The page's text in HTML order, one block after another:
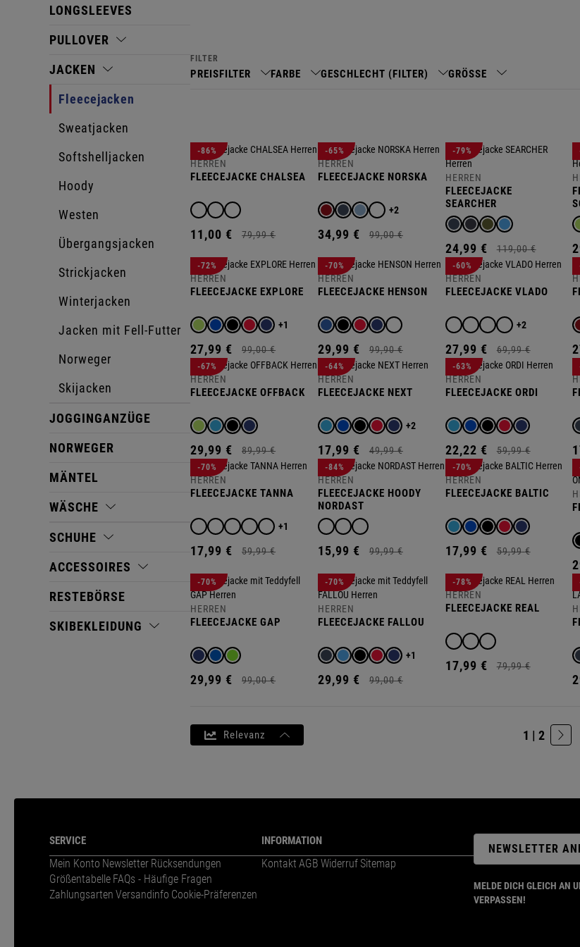
LONGSLEEVES
PULLOVER
JACKEN
Fleecejacken
Sweatjacken
Softshelljacken
Hoody
Westen
Übergangsjacken
Strickjacken
Winterjacken
Jacken mit Fell-Futter
Norweger
Skijacken
JOGGINGANZÜGE
NORWEGER
MÄNTEL
WÄSCHE
SCHUHE
ACCESSOIRES
RESTEBÖRSE
SKIBEKLEIDUNG
N
FILTER
PREISFILTER FARBE GESCHLECHT (FILTER) GRÖSSE
HERREN
FLEECEJACKE CHALSEA
11,00 € 79,99 €
-86%
HERREN
FLEECEJACKE NORSKA
+2
34,99 € 99,00 €
-65%
HERREN
FLEECEJACKE
SEARCHER
24,99 € 119,00 €
-79%
HERREN
FLEECEJACKE EXPLORE
+1
27,99 € 99,00 €
-72%
HERREN
FLEECEJACKE HENSON
29,99 € 99,90 €
-70%
HERREN
FLEECEJACKE VLADO
+2
27,99 € 69,99 €
-60%
HERREN
FLEECEJACKE OFFBACK
29,99 € 89,99 €
-67%
HERREN
FLEECEJACKE NEXT
+2
17,99 € 49,99 €
-64%
HERREN
FLEECEJACKE ORDI
22,22 € 59,99 €
-63%
HERREN
FLEECEJACKE TANNA
+1
17,99 € 59,99 €
-70%
HERREN
FLEECEJACKE HOODY
NORDAST
15,99 € 99,99 €
-84%
HERREN
FLEECEJACKE BALTIC
17,99 € 59,99 €
-70%
HERREN
FLEECEJACKE GAP
29,99 € 99,00 €
-70%
HERREN
FLEECEJACKE FALLOU
+1
29,99 € 99,00 €
-70%
HERREN
FLEECEJACKE REAL
17,99 € 79,99 €
-78%
Relevanz 1 | 2
SERVICE
Mein Konto Newsletter Rücksendungen
Größentabelle FAQs - Häufige Fragen
Zahlungsarten Versandinfo Cookie-Präferenzen
INFORMATION
Kontakt AGB Widerruf Sitemap
NEWSLETTER
MELDE DICH GLEICH AN
VERPASSEN!